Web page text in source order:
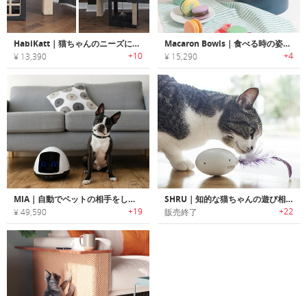
HabiKatt｜猫ちゃんのニーズに合わせてカスタマイズ可能なモジュラー式キャットタワー「ハビキャット」
¥ 13,390 +10
Macaron Bowls｜食べる時の姿勢を改善して嘔吐を防止する猫用食器「マカロンボール」
¥ 15,290 +4
MIA｜自動でペットの相手をしてくれるペットフレンドリーロボット「ミア」
¥ 49,590 +19
SHRU｜知的な猫ちゃんの遊び相手
販売終了 +22